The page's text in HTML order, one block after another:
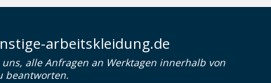
arbeitskleidung.de
alle Anfragen an Werktagen innerhalb von
beantworten.